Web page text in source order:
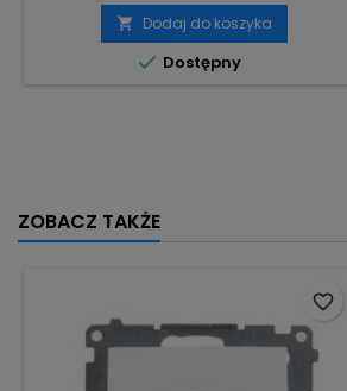
 Dodaj do koszyka
 Dostępny
ZOBACZ TAKŻE
favorite_border